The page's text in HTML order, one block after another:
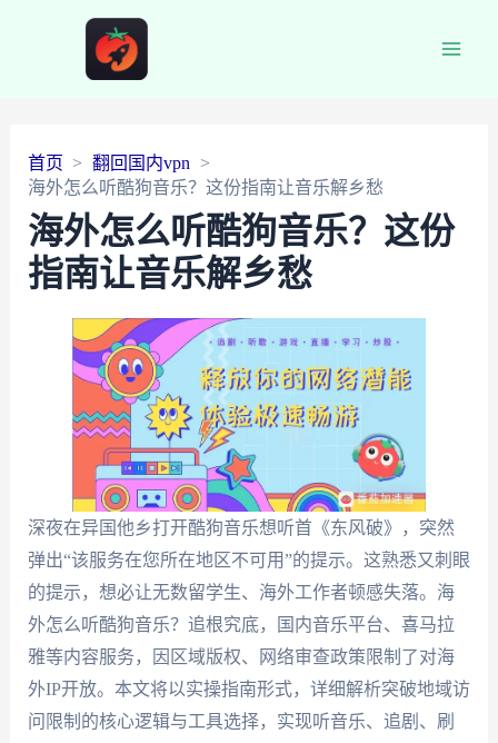
首页
翻回国内vpn
海外怎么听酷狗音乐？这份指南让音乐解乡愁
海外怎么听酷狗音乐？这份
指南让音乐解乡愁
深夜在异国他乡打开酷狗音乐想听首《东风破》，突然
弹出“该服务在您所在地区不可用”的提示。这熟悉又刺眼
的提示，想必让无数留学生、海外工作者顿感失落。海
外怎么听酷狗音乐？追根究底，国内音乐平台、喜马拉
雅等内容服务，因区域版权、网络审查政策限制了对海
外IP开放。本文将以实操指南形式，详细解析突破地域访
问限制的核心逻辑与工具选择，实现听音乐、追剧、刷